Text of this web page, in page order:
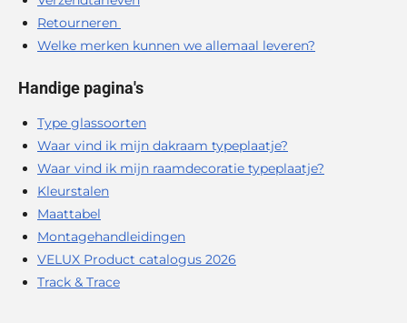
Retourneren
Welke merken kunnen we allemaal leveren?
Handige pagina's
Type glassoorten
Waar vind ik mijn dakraam typeplaatje?
Waar vind ik mijn raamdecoratie typeplaatje?
Kleurstalen
Maattabel
Montagehandleidingen
VELUX Product catalogus 2026
Track & Trace